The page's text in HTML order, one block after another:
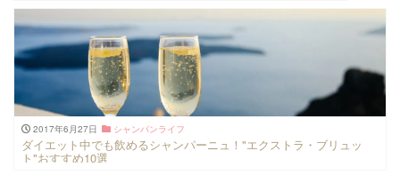
2017年6月27日 シャンパンライフ
ダイエット中でも飲めるシャンパーニュ！"エクストラ・ブリュッ
ト"おすすめ10選